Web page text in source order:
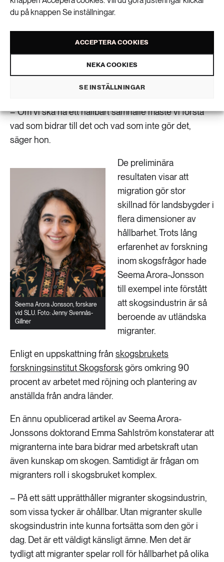
du på knappen Se inställningar.
ACCEPTERA COOKIES
NEKA COOKIES
SE INSTÄLLNINGAR
Det finns många kopplingar mellan migration och
hållbarhet i landsbygder, från integrationsprojekt till
rikspolitik.Det visar ett projekt som avslutas i höst.
Ansvarig för projektet är Seema Arora-Jonsson,
professor vid avdelningen för landsbygdsutveckling,
institutionen för stad och land vid Sveriges
lantbruksuniversitet.
– Om vi ska ha ett hållbart samhälle måste vi förstå
vad som bidrar till det och vad som inte gör det,
säger hon.
Seema Arora Jonsson, forskare
vid SLU. Foto: Jenny Svennås-
Gillner
De preliminära
resultaten visar att
migration gör stor
skillnad för landsbygder i
flera dimensioner av
hållbarhet. Trots lång
erfarenhet av forskning
inom skogsfrågor hade
Seema Arora-Jonsson
till exempel inte förstått
att skogsindustrin är så
beroende av utländska
migranter.
Enligt en uppskattning från skogsbrukets
forskningsinstitut Skogsforskgörs omkring 90
procent av arbetet med röjning och plantering av
anställda från andra länder.
En ännu opublicerad artikel av Seema Arora-
Jonssons doktorand Emma Sahlström konstaterar att
migranterna inte bara bidrar med arbetskraft utan
även kunskap om skogen. Samtidigt är frågan om
migranters roll i skogsbruket komplex.
– På ett sätt upprätthåller migranter skogsindustrin,
som vissa tycker är ohållbar. Utan migranter skulle
skogsindustrin inte kunna fortsätta som den gör i
dag. Det är ett väldigt känsligt ämne. Men det är
tydligt att migranter spelar roll för hållbarhet på olika